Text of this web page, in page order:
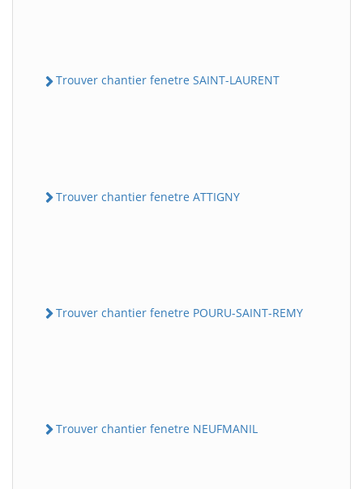
Trouver chantier fenetre SAINT-LAURENT
Trouver chantier fenetre ATTIGNY
Trouver chantier fenetre POURU-SAINT-REMY
Trouver chantier fenetre NEUFMANIL